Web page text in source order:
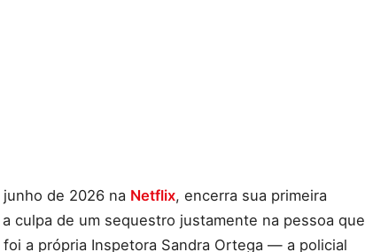
de 2026 na Netflix, encerra sua primeira
culpa de um sequestro justamente na pessoa que
a própria Inspetora Sandra Ortega — a policial